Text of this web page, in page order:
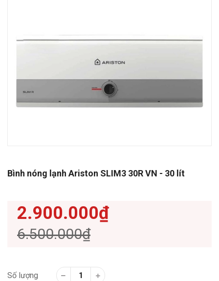
Bình nóng lạnh Ariston SLIM3 30R VN - 30 lít
2.900.000₫
6.500.000₫
Số lượng